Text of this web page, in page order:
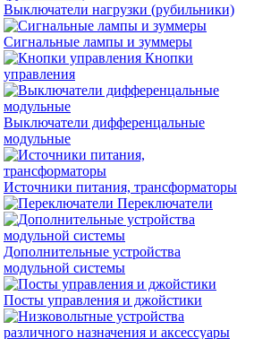
Выключатели нагрузки (рубильники)
Сигнальные лампы и зуммеры
Кнопки
управления
Выключатели дифференцальные
модульные
Источники питания, трансформаторы
Переключатели
Дополнительные устройства
модульной системы
Посты управления и джойстики